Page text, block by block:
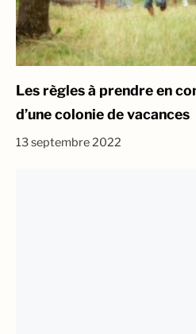
Les règles à prendre en
d’une colonie de vacances
13 septembre 2022